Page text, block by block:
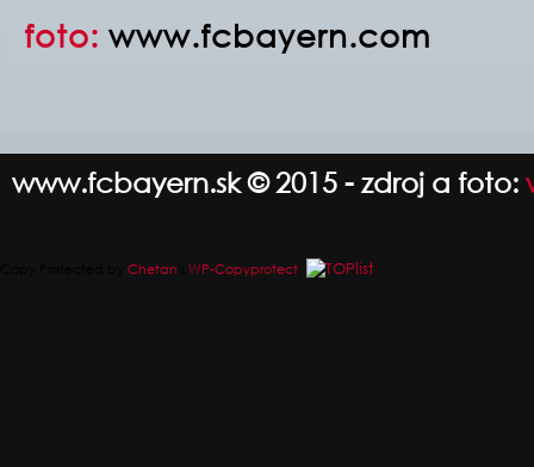
foto: www.fcbayern.com
www.fcbayern.sk © 2015 - zdroj a foto:
Chetan WP-Copyprotect